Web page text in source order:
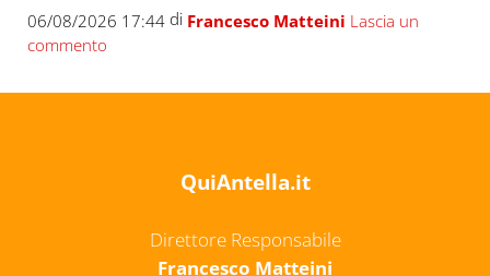
06/08/2026 17:44di Francesco Matteini Lascia un
commento
QuiAntella.it
Direttore Responsabile
Francesco Matteini